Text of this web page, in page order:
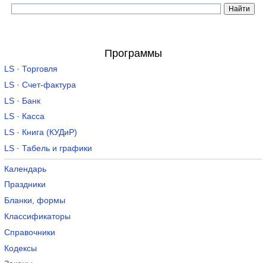
Программы
LS · Торговля
LS · Счет-фактура
LS · Банк
LS · Касса
LS · Книга (КУДиР)
LS · Табель и графики
Календарь
Праздники
Бланки, формы
Классификаторы
Справочники
Кодексы